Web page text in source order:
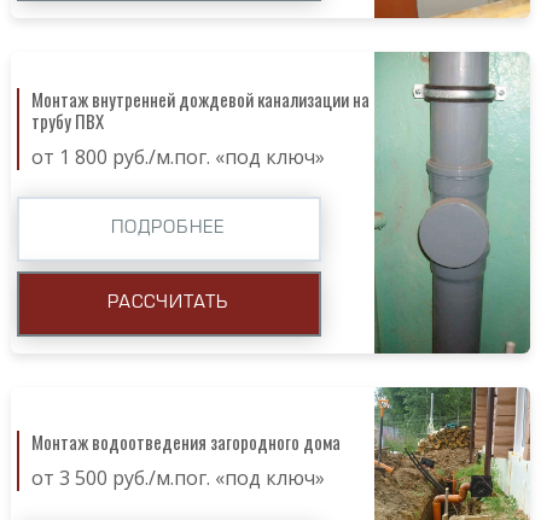
Монтаж внутренней дождевой канализации на
трубу ПВХ
от 1 800 руб./м.пог. «под ключ»
ПОДРОБНЕЕ
РАССЧИТАТЬ
Монтаж водоотведения загородного дома
от 3 500 руб./м.пог. «под ключ»